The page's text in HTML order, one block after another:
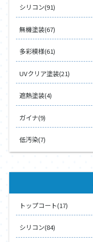
シリコン(91)
無機塗装(67)
多彩模様(61)
UVクリア塗装(21)
遮熱塗装(4)
ガイナ(9)
低汚染(7)
トップコート(17)
シリコン(84)